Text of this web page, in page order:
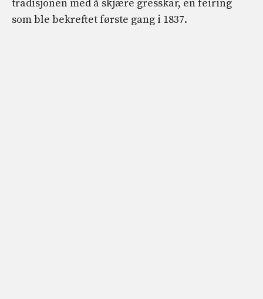
tradisjonen med å skjære gresskar, en feiring
som ble bekreftet første gang i 1837.